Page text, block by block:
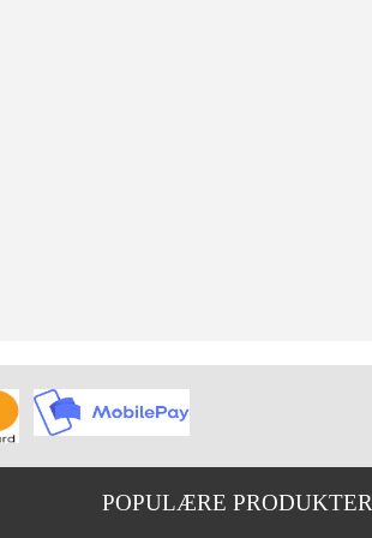
POPULÆRE PRODUKTER